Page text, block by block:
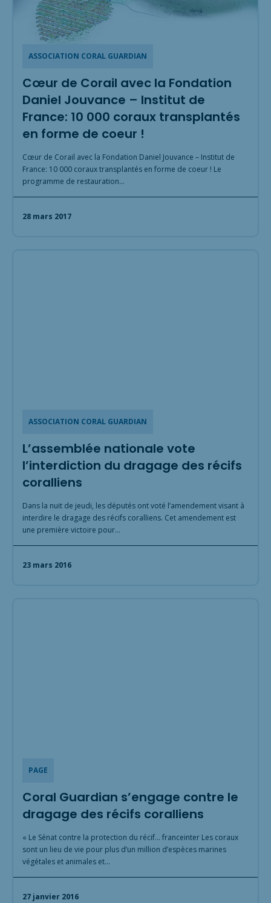
ASSOCIATION CORAL GUARDIAN
Cœur de Corail avec la Fondation
Daniel Jouvance – Institut de
France: 10 000 coraux transplantés
en forme de coeur !
Cœur de Corail avec la Fondation Daniel Jouvance – Institut de
France: 10 000 coraux transplantés en forme de coeur ! Le
programme de restauration…
28 mars 2017
ASSOCIATION CORAL GUARDIAN
L’assemblée nationale vote
l’interdiction du dragage des récifs
coralliens
Dans la nuit de jeudi, les députés ont voté l’amendement visant à
interdire le dragage des récifs coralliens. Cet amendement est
une première victoire pour…
23 mars 2016
PAGE
Coral Guardian s’engage contre le
dragage des récifs coralliens
« Le Sénat contre la protection du récif… franceinter Les coraux
sont un lieu de vie pour plus d’un million d’espèces marines
végétales et animales et…
27 janvier 2016